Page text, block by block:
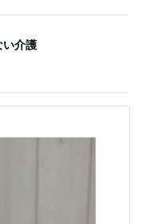
い介護